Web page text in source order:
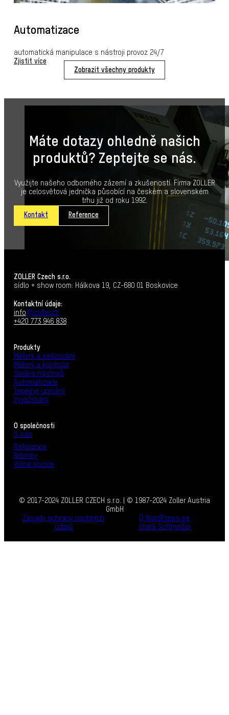
Automatizace
automatická manipulace s nástroji provoz 24/7
Zjistit více
Zobrazit všechny produkty
Máte dotazy ohledně našich
produktů? Zeptejte se nás.
Využijte našeho odborného zázemí a zkušeností. Firma ZOLLER
je celosvětová jednička působící na českém a slovenském
trhu již od roku 1992.
Kontakt Reference
ZOLLER Czech s.r.o.
sídlo + show room: Hálkova 19, CZ-680 01 Boskovice
Kontaktní údaje:
info@zoller.cz
+420 773 946 838
Produkty
Měření a seřizování
Měření a kontrola
Správa nástrojů
Automatizace
Tepelné upínání
Vyvažování
O společnosti
O nás
Reference
Novinky
Volné pozice
© 2017-2024 ZOLLER CZECH s.r.o. | © 1987-2024 Zoller Austria
GmbH
Zásady ochrany osobních
údajů
O WordPress se
stará Softmedia